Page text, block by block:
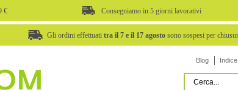
€ Consegniamo in 5 giorni lavorativi
Gli ordini effettuati tra il 7 e il 17 agostosono sospesi per
Blog